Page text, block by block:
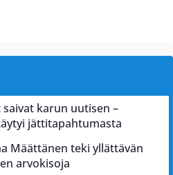
karun uutisen –
jättitapahtumasta
Määttänen teki yllättävän
arvokisoja